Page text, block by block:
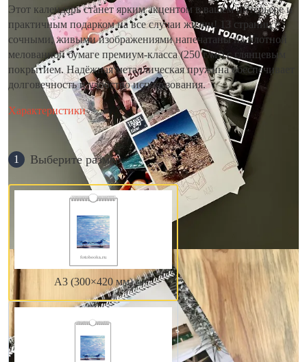
Этот календарь станет ярким акцентом в вашем интерьере и
практичным подарком на все случаи жизни! 13 страниц с
сочными, живыми изображениями напечатаны на плотной
мелованной бумаге премиум-класса (250 г/м²) с глянцевым
покрытием. Надёжная металлическая пружина обеспечивает
долговечность и удобство использования.
Характеристики
1 Выберите размер
А3 (300×420 мм)